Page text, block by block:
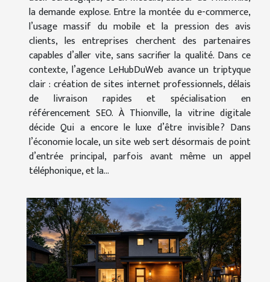
la demande explose. Entre la montée du e-commerce,
l’usage massif du mobile et la pression des avis
clients, les entreprises cherchent des partenaires
capables d’aller vite, sans sacrifier la qualité. Dans ce
contexte, l’agence LeHubDuWeb avance un triptyque
clair : création de sites internet professionnels, délais
de livraison rapides et spécialisation en
référencement SEO. À Thionville, la vitrine digitale
décide Qui a encore le luxe d’être invisible ? Dans
l’économie locale, un site web sert désormais de point
d’entrée principal, parfois avant même un appel
téléphonique, et la...